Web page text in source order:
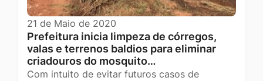
21 de Maio de 2020
Prefeitura inicia limpeza de córregos,
valas e terrenos baldios para eliminar
criadouros do mosquito…
Com intuito de evitar futuros casos de